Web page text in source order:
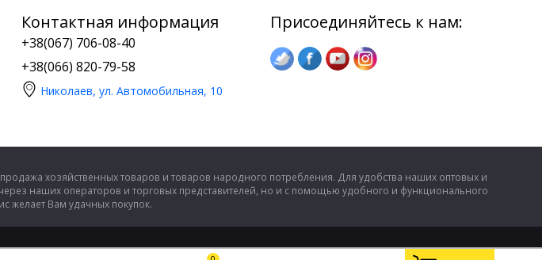
Контактная информация
+38(067) 706-08-40
+38(066) 820-79-58
Николаев, ул. Автомобильная, 10
Присоединяйтесь к нам:
хозяйственных товаров и товаров народного потребления. Для удобства наших оптовых и
наших операторов и торговых представителей, но и с помощью удобного и функционального
желает Вам удачных покупок.